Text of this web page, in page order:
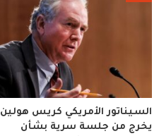
السيناتور الأمريكي كريس هولين
يخرج من جلسة سرية بشأن